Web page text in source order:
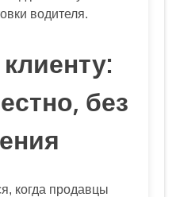
водителя.
без
когда продавцы